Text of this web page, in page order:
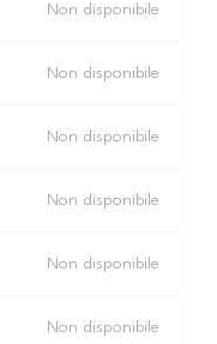
Non disponibile
Non disponibile
Non disponibile
Non disponibile
Non disponibile
Non disponibile